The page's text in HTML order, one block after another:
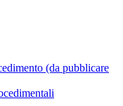
(da pubblicare